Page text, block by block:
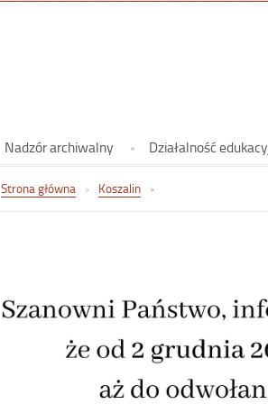
Nadzór archiwalny Działalność
Strona główna Koszalin